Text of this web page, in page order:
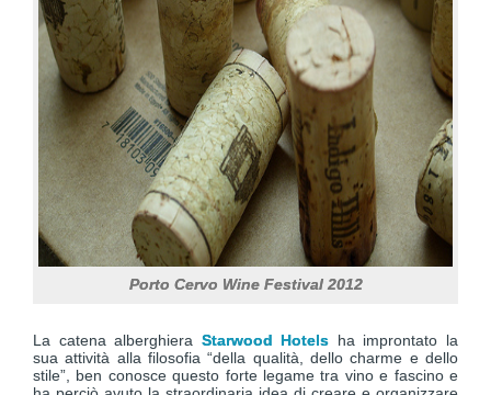
Porto Cervo Wine Festival 2012
La catena alberghiera Starwood Hotels ha improntato la
sua attività alla filosofia “della qualità, dello charme e dello
stile”, ben conosce questo forte legame tra vino e fascino e